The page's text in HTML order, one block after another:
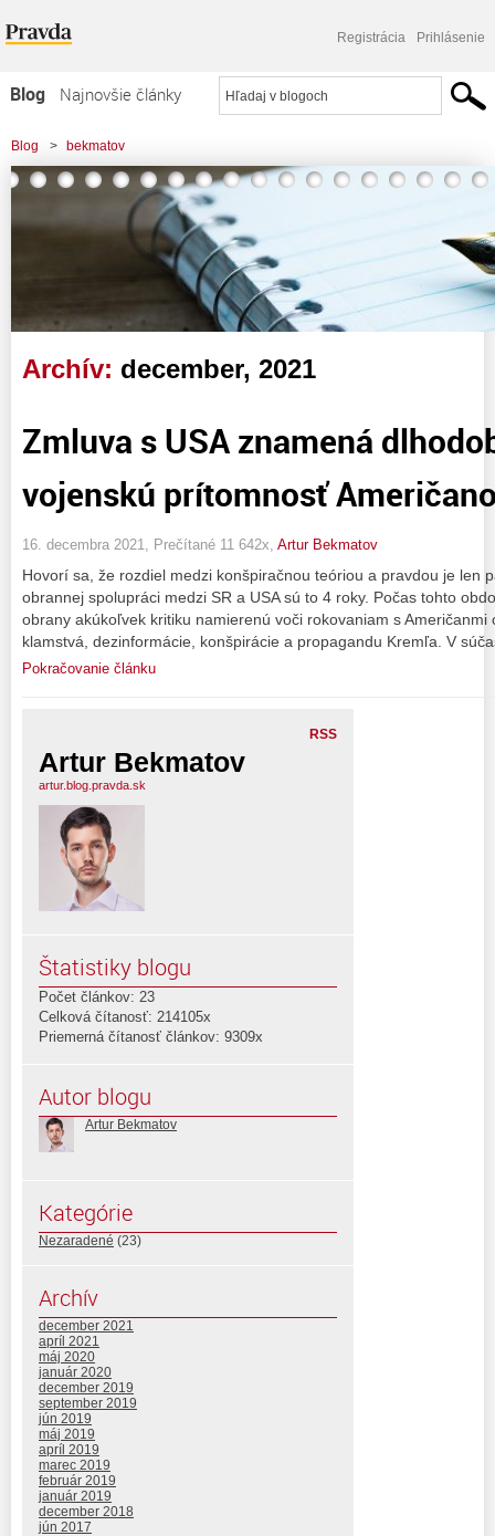
Registrácia Prihlásenie
Blog
Najnovšie články
Najčítanejšie články
Najkomentovanejšie články
Zoznam blogov
Blog > bekmatov
> Zmluva s USA znamená dlhodobú a početnú vojenskú prítomnosť Američanov
v SR
Archív: december, 2021
Zmluva s USA znamená
vojenskú prítomnosť
16. decembra 2021, Prečítané 11 642x, Artur Bekmatov
Hovorí sa, že rozdiel medzi konšpiračnou teóriou a pravdou je len
obrannej spolupráci medzi SR a USA sú to 4 roky. Počas tohto
obrany akúkoľvek kritiku namierenú voči rokovaniam s
klamstvá, dezinformácie, konšpirácie a propagandu Kremľa. V
Pokračovanie článku
RSS
Artur Bekmatov
artur.blog.pravda.sk
Štatistiky blogu
Počet článkov: 23
Celková čítanosť: 214105x
Priemerná čítanosť článkov: 9309x
Autor blogu
Artur Bekmatov
Kategórie
Nezaradené (23)
Archív
december 2021
apríl 2021
máj 2020
január 2020
december 2019
september 2019
jún 2019
máj 2019
apríl 2019
marec 2019
február 2019
január 2019
december 2018
jún 2017